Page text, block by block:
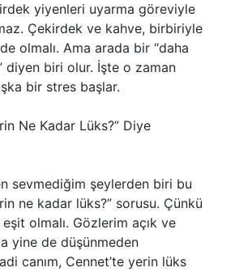
yiyenleri uyarma göreviyle
Çekirdek ve kahve, birbiriyle
olmalı. Ama arada bir “daha
diyen biri olur. İşte o zaman
bir stres başlar.
Ne Kadar Lüks?” Diye
sevmediğim şeylerden biri bu
ne kadar lüks?” sorusu. Çünkü
olmalı. Gözlerim açık ve
yine de düşünmeden
canım, Cennet’te yerin lüks